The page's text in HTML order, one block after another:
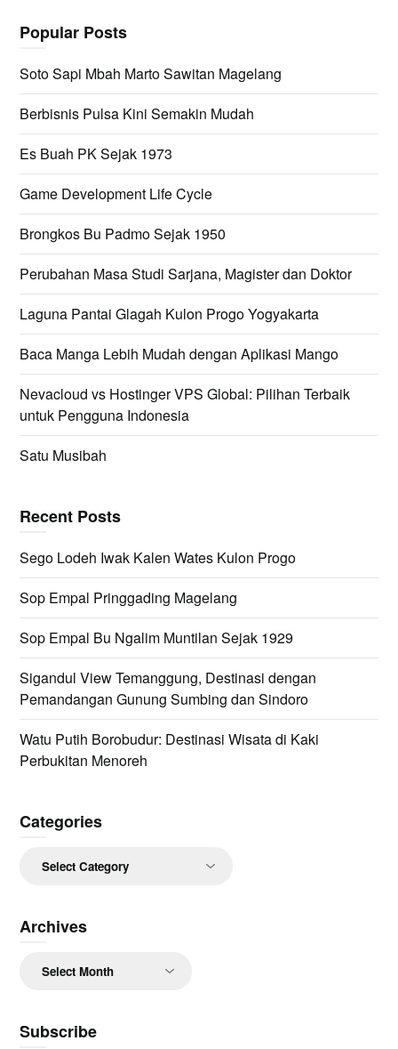
Popular Posts
Soto Sapi Mbah Marto Sawitan Magelang
Berbisnis Pulsa Kini Semakin Mudah
Es Buah PK Sejak 1973
Game Development Life Cycle
Brongkos Bu Padmo Sejak 1950
Perubahan Masa Studi Sarjana, Magister dan Doktor
Laguna Pantai Glagah Kulon Progo Yogyakarta
Baca Manga Lebih Mudah dengan Aplikasi Mango
Nevacloud vs Hostinger VPS Global: Pilihan Terbaik
untuk Pengguna Indonesia
Satu Musibah
Recent Posts
Sego Lodeh Iwak Kalen Wates Kulon Progo
Sop Empal Pringgading Magelang
Sop Empal Bu Ngalim Muntilan Sejak 1929
Sigandul View Temanggung, Destinasi dengan
Pemandangan Gunung Sumbing dan Sindoro
Watu Putih Borobudur: Destinasi Wisata di Kaki
Perbukitan Menoreh
Categories
Archives
Subscribe